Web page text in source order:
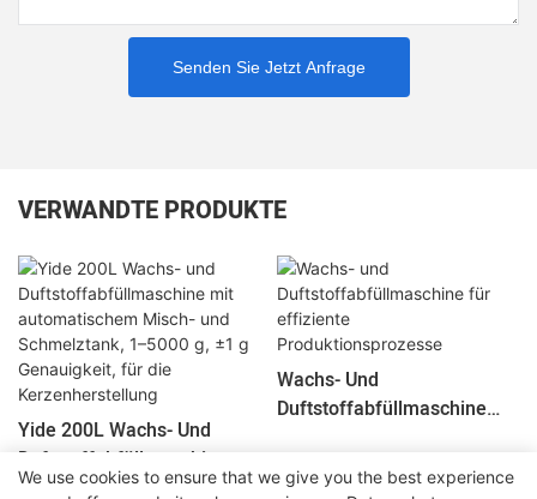
Senden Sie Jetzt Anfrage
VERWANDTE PRODUKTE
Yide 200L Wachs- Und
Duftstoffabfüllmaschine Mit
Automatischem Misch- Und
Wachs- Und
Duftstoffabfüllmaschine
Produktionsprozesse
We use cookies to ensure that we give you the best experience